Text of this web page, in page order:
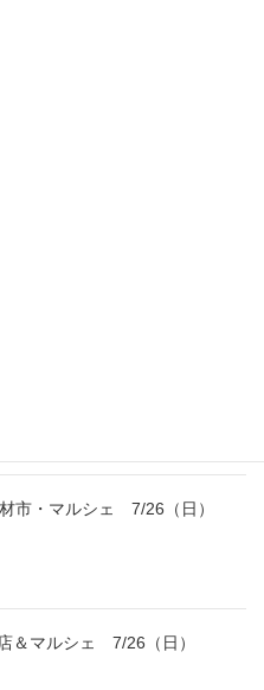
市・マルシェ 7/26（日）
＆マルシェ 7/26（日）